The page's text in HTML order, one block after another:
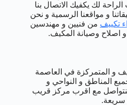
لك يكفيك الاتصال بنا
و مواقعنا الرسمية و نحن
تكييف من فنيين و مهندسين
وصيانة المكيف.
و المتمركزة في العاصمة
المناطق و النواحي و
مع اقرب مركز قريب
سريعة.